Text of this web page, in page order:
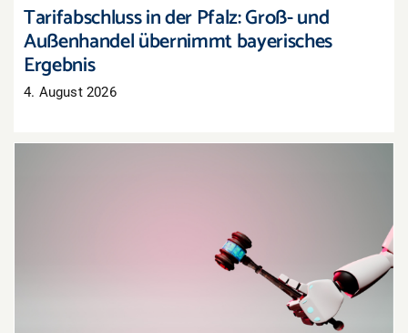
Tarifabschluss in der Pfalz: Groß- und
Außenhandel übernimmt bayerisches
Ergebnis
4. August 2026
Oberlandesgericht Hamm: Haftung für
Aussagen eines KI-Chatbots